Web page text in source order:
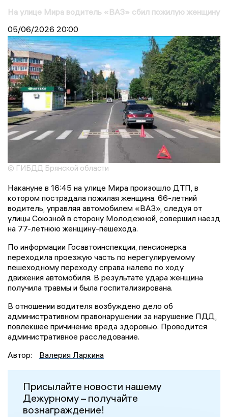
На улице Мира водитель «ВАЗ» сбил пожилую женщину
05/06/2026 20:00
© ГИБДД Брянской области
Накануне в 16:45 на улице Мира произошло ДТП, в
котором пострадала пожилая женщина. 66-летний
водитель, управляя автомобилем «ВАЗ», следуя от
улицы Союзной в сторону Молодежной, совершил наезд
на 77-летнюю женщину-пешехода.
По информации Госавтоинспекции, пенсионерка
переходила проезжую часть по нерегулируемому
пешеходному переходу справа налево по ходу
движения автомобиля. В результате удара женщина
получила травмы и была госпитализирована.
В отношении водителя возбуждено дело об
административном правонарушении за нарушение ПДД,
повлекшее причинение вреда здоровью. Проводится
административное расследование.
Автор:
Валерия Ларкина
Присылайте новости нашему
Дежурному – получайте
вознаграждение!